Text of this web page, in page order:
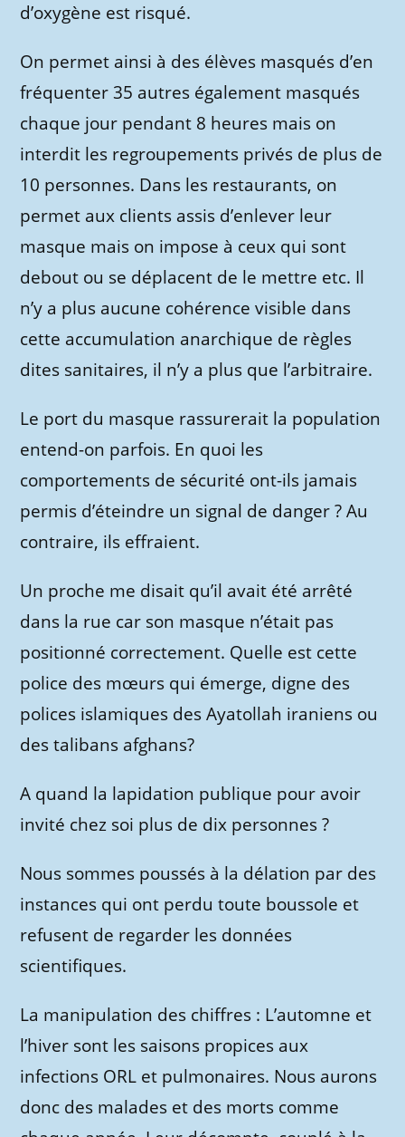
d’oxygène est risqué.
On permet ainsi à des élèves masqués d’en
fréquenter 35 autres également masqués
chaque jour pendant 8 heures mais on
interdit les regroupements privés de plus de
10 personnes. Dans les restaurants, on
permet aux clients assis d’enlever leur
masque mais on impose à ceux qui sont
debout ou se déplacent de le mettre etc. Il
n’y a plus aucune cohérence visible dans
cette accumulation anarchique de règles
dites sanitaires, il n’y a plus que l’arbitraire.
Le port du masque rassurerait la population
entend-on parfois. En quoi les
comportements de sécurité ont-ils jamais
permis d’éteindre un signal de danger ? Au
contraire, ils effraient.
Un proche me disait qu’il avait été arrêté
dans la rue car son masque n’était pas
positionné correctement. Quelle est cette
police des mœurs qui émerge, digne des
polices islamiques des Ayatollah iraniens ou
des talibans afghans?
A quand la lapidation publique pour avoir
invité chez soi plus de dix personnes ?
Nous sommes poussés à la délation par des
instances qui ont perdu toute boussole et
refusent de regarder les données
scientifiques.
La manipulation des chiffres : L’automne et
l’hiver sont les saisons propices aux
infections ORL et pulmonaires. Nous aurons
donc des malades et des morts comme